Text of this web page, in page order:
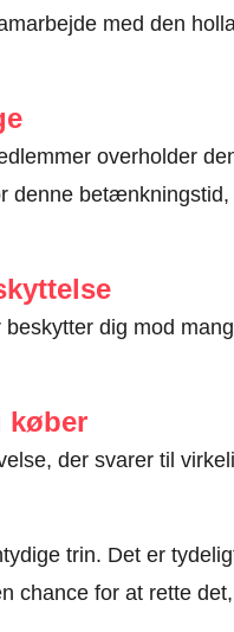
med den
overholder
denne betænkningstid,
dig mod
køber
der svarer til
trin. Det er
chance for at rette